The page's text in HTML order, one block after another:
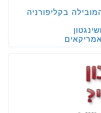
בקליפורניה